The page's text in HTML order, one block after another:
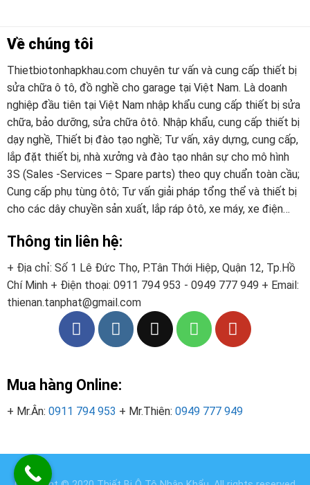
Về chúng tôi
Thietbiotonhapkhau.com chuyên tư vấn và cung cấp thiết bị
sửa chữa ô tô, đồ nghề cho garage tại Việt Nam. Là doanh
nghiệp đầu tiên tại Việt Nam nhập khẩu cung cấp thiết bị sửa
chữa, bảo dưỡng, sửa chữa ôtô. Nhập khẩu, cung cấp thiết bị
dạy nghề, Thiết bị đào tạo nghề; Tư vấn, xây dựng, cung cấp,
lắp đặt thiết bị, nhà xưởng và đào tạo nhân sự cho mô hình
3S (Sales -Services – Spare parts) theo quy chuẩn toàn cầu;
Cung cấp phụ tùng ôtô; Tư vấn giải pháp tổng thể và thiết bị
cho các dây chuyền sản xuất, lắp ráp ôtô, xe máy, xe điện…
Thông tin liên hệ:
+ Địa chỉ: Số 1 Lê Đức Thọ, P.Tân Thới Hiệp, Quận 12, Tp.Hồ
Chí Minh + Điện thoại: 0911 794 953 - 0949 777 949 + Email:
thienan.tanphat@gmail.com
Mua hàng Online:
+ Mr.Ân: 0911 794 953 + Mr.Thiên: 0949 777 949